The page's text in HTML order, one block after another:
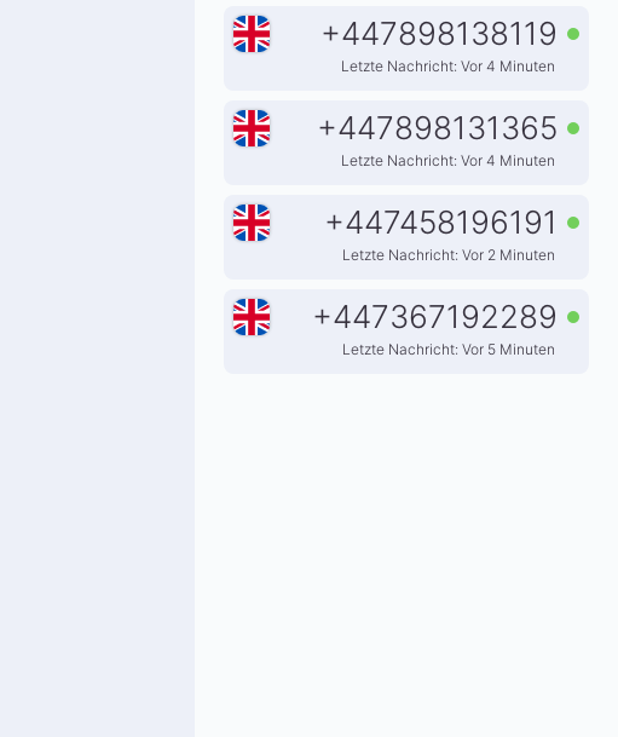
+447898138119
Letzte Nachricht: Vor 4 Minuten
+447898131365
Letzte Nachricht: Vor 4 Minuten
+447458196191
Letzte Nachricht: Vor 2 Minuten
+447367192289
Letzte Nachricht: Vor 5 Minuten